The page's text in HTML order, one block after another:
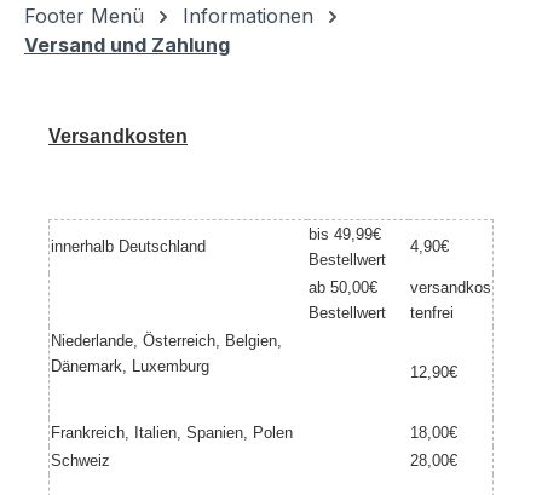
Footer Menü
Informationen
Versand und Zahlung
Versandkosten
innerhalb Deutschland
bis 49,99€
Bestellwert
4,90€
ab 50,00€
Bestellwert
versandkos
tenfrei
Niederlande, Österreich, Belgien,
Dänemark, Luxemburg
12,90€
Frankreich, Italien, Spanien, Polen
18,00€
Schweiz
28,00€